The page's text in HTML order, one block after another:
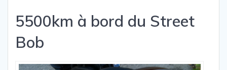
5500km à bord du Street
Bob